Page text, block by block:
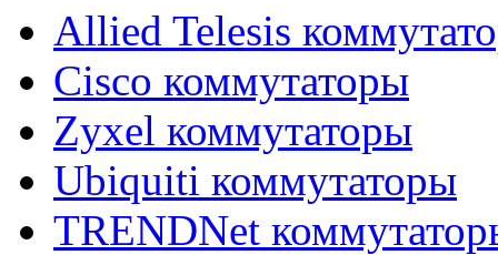
Allied Telesis
Cisco коммутаторы
Zyxel коммутаторы
Ubiquiti коммутаторы
TRENDNet